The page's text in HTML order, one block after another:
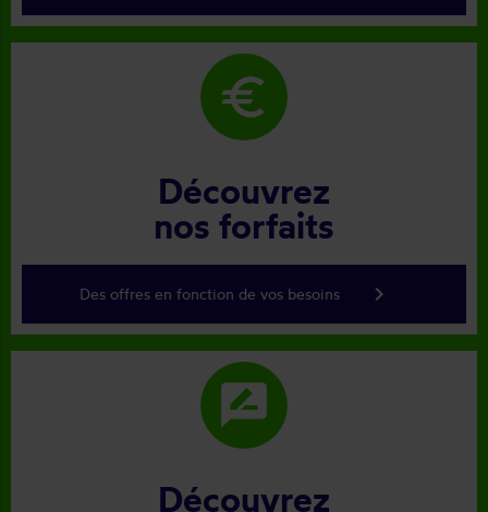
euro
Découvrez
nos forfaits
Des offres en fonction de vos besoins keyboard_arrow_right
rate_review
Découvrez